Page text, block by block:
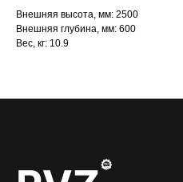
Внешняя высота, мм: 2500
Внешняя глубина, мм: 600
Вес, кг: 10.9